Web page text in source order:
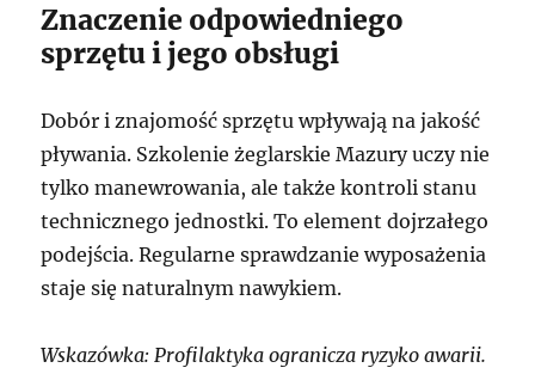
Znaczenie odpowiedniego
sprzętu i jego obsługi
Dobór i znajomość sprzętu wpływają na jakość
pływania. Szkolenie żeglarskie Mazury uczy nie
tylko manewrowania, ale także kontroli stanu
technicznego jednostki. To element dojrzałego
podejścia. Regularne sprawdzanie wyposażenia
staje się naturalnym nawykiem.
Wskazówka: Profilaktyka ogranicza ryzyko awarii.